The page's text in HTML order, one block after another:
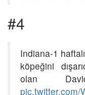
#4
Indiana-1
köpeğini
olan
pic.twitter.com/